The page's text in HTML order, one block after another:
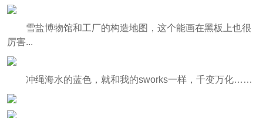
雪盐博物馆和工厂的构造地图，这个能画在黑板上也很
厉害...
冲绳海水的蓝色，就和我的sworks一样，千变万化……